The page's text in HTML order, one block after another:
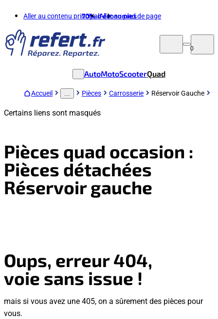
Aller au contenu principalAller au pied de page
70%d'économies
0
AutoMotoScooterQuad
Accueil Pièces Carrosserie Réservoir Gauche
Certains liens sont masqués
Pièces quad occasion :
Pièces détachées
Réservoir gauche
Oups, erreur 404,
voie sans issue !
mais si vous avez une 405, on a sûrement des pièces pour
vous.